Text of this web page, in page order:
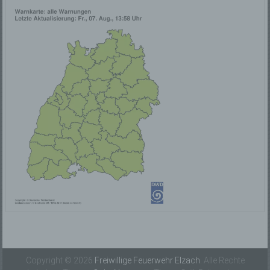
Copyright © 2026 Freiwillige Feuerwehr Elzach . Alle Rechte
unter anderem die folgenden Begriffe:
a) personenbezogene Daten
Personenbezogene Daten sind alle Informationen,
die sich auf eine identifizierte oder identifizierbare
natürliche Person (im Folgenden „betroffene Person")
beziehen. Als identifizierbar wird eine natürliche
Person angesehen, die direkt oder indirekt,
insbesondere mittels Zuordnung zu einer Kennung
wie einem Namen, zu einer Kennnummer, zu
Standortdaten, zu einer Online-Kennung oder zu
einem oder mehreren besonderen Merkmalen, die
Ausdruck der physischen, physiologischen,
genetischen, psychischen, wirtschaftlichen,
kulturellen oder sozialen Identität dieser natürlichen
Person sind, identifiziert werden kann.
Betroffene Person ist jede identifizierte oder
identifizierbare natürliche Person, deren